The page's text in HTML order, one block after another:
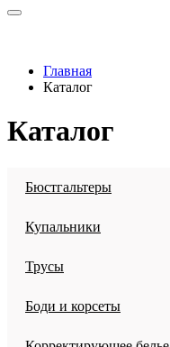
Главная
Каталог
Каталог
Бюстгальтеры
Купальники
Трусы
Боди и корсеты